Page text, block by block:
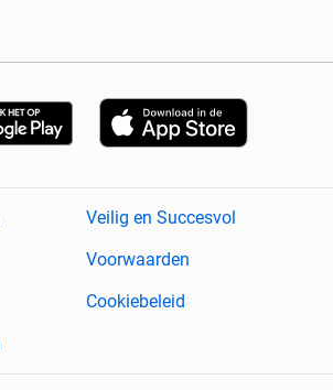
Veilig en Succesvol
Voorwaarden
Cookiebeleid